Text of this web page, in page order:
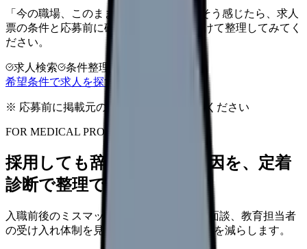
「今の職場、このままでいいのかな...」そう感じたら、求人
票の条件と応募前に確認したい不安を分けて整理してみてく
ださい。
求人検索 条件整理
希望条件で求人を探す
※ 応募前に掲載元の最新情報を確認してください
FOR MEDICAL PROVIDERS
採用しても辞めてしまう原因を、定着
診断で整理できます
入職前後のミスマッチ、初月面談、3ヶ月面談、教育担当者
の受け入れ体制を見直し、早期離職の再発を減らします。